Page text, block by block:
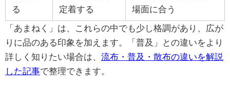
る
定着する
場面に合う
「あまねく」は、これらの中でも少し格調があり、広が
りに品のある印象を加えます。「普及」との違いをより
詳しく知りたい場合は、 流布・普及・散布の違いを解説
した記事で整理できます。